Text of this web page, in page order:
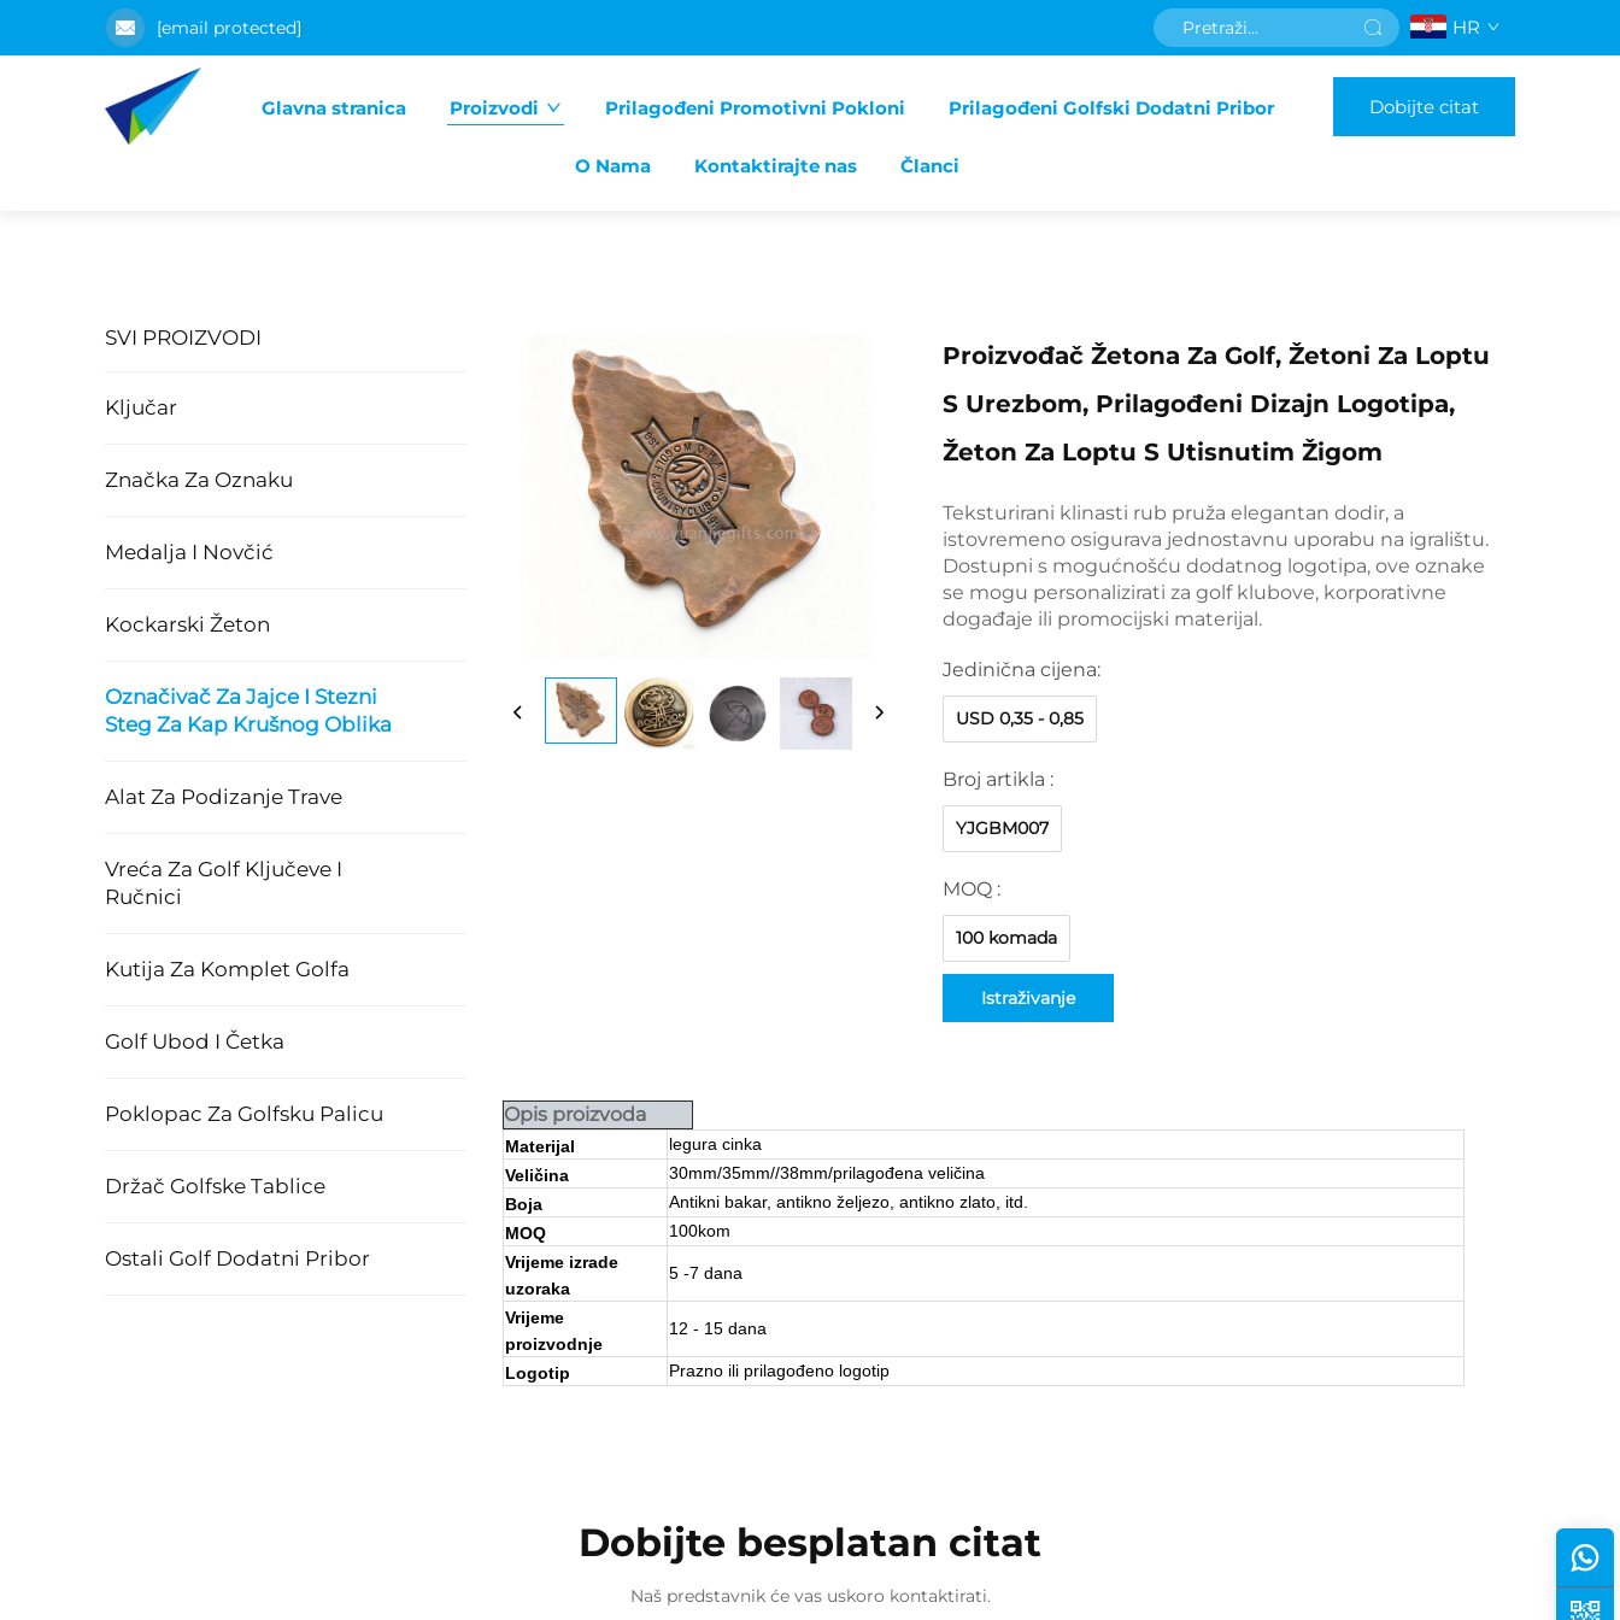
[email protected] HR
Glavna stranica Proizvodi Prilagođeni Promotivni Pokloni Prilagođeni Golfski Dodatni Pribor
O Nama Kontaktirajte nas Članci
Dobijte citat
SVI PROIZVODI
Ključar
Značka Za Oznaku
Medalja I Novčić
Kockarski Žeton
Označivač Za Jajce I Stezni
Steg Za Kap Krušnog Oblika
Alat Za Podizanje Trave
Vreća Za Golf Ključeve I
Ručnici
Kutija Za Komplet Golfa
Golf Ubod I Četka
Poklopac Za Golfsku Palicu
Držač Golfske Tablice
Ostali Golf Dodatni Pribor
Proizvođač Žetona Za Golf, Žetoni Za Loptu
S Urezbom, Prilagođeni Dizajn Logotipa,
Žeton Za Loptu S Utisnutim Žigom
Teksturirani klinasti rub pruža elegantan dodir, a
istovremeno osigurava jednostavnu uporabu na igralištu.
Dostupni s mogućnošću dodatnog logotipa, ove oznake
se mogu personalizirati za golf klubove, korporativne
događaje ili promocijski materijal.
Jedinična cijena:
USD 0,35 - 0,85
Broj artikla :
YJGBM007
MOQ :
100 komada
Istraživanje
Opis proizvoda
Materijal
legura cinka
Veličina
30mm/35mm//38mm/prilagođena veličina
Boja
Antikni bakar, antikno željezo, antikno zlato, itd.
MOQ
100kom
Vrijeme izrade
uzoraka
5 -7 dana
Vrijeme
proizvodnje
12 - 15 dana
Logotip Prazno ili prilagođeno logotip
Dobijte besplatan citat
Naš predstavnik će vas uskoro kontaktirati.